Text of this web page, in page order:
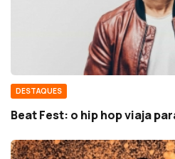
DESTAQUES
Beat Fest: o hip hop viaja